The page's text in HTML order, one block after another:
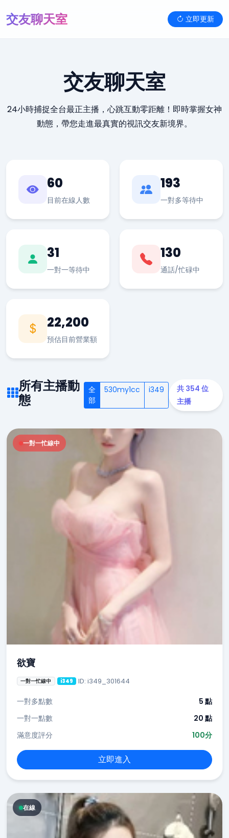
交友聊天室 立即更新
交友聊天室
24小時捕捉全台最正主播，心跳互動零距離！即時掌握女神
動態，帶您走進最真實的視訊交友新境界。
60
目前在線人數
193
一對多等待中
31
一對一等待中
130
通話/忙碌中
22,200
預估目前營業額
所有主播動
態
全
部
530my1cc i349
共 354 位
主播
一對一忙線中
欲寶
一對一忙線中 i349 ID: i349_301644
一對多點數
5 點
一對一點數
20 點
滿意度評分
100分
立即進入
在線